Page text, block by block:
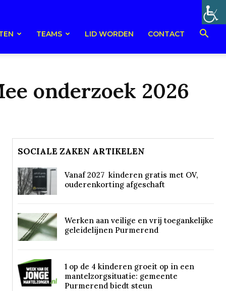
TEAMS LID WORDEN CONTACT
onderzoek 2026
SOCIALE ZAKEN ARTIKELEN
Vanaf 2027 kinderen gratis met OV,
ouderenkorting afgeschaft
Werken aan veilige en vrij toegankelijke
geleidelijnen Purmerend
1 op de 4 kinderen groeit op in een
mantelzorgsituatie: gemeente
Purmerend biedt steun